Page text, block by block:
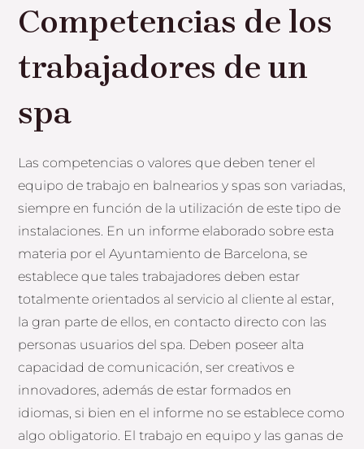
Competencias de los
trabajadores de un
spa
Las competencias o valores que deben tener el
equipo de trabajo en balnearios y spas son variadas,
siempre en función de la utilización de este tipo de
instalaciones. En un informe elaborado sobre esta
materia por el Ayuntamiento de Barcelona, se
establece que tales trabajadores deben estar
totalmente orientados al servicio al cliente al estar,
la gran parte de ellos, en contacto directo con las
personas usuarios del spa. Deben poseer alta
capacidad de comunicación, ser creativos e
innovadores, además de estar formados en
idiomas, si bien en el informe no se establece como
algo obligatorio. El trabajo en equipo y las ganas de